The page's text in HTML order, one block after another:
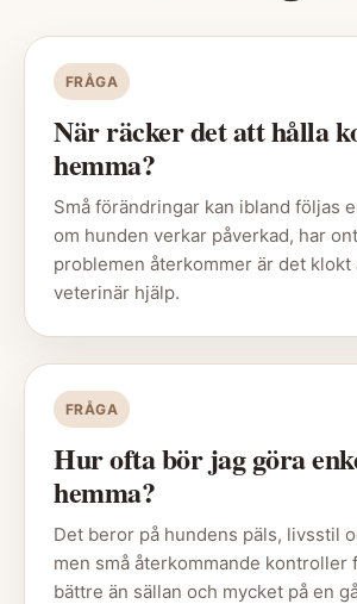
FRÅGA
När räcker det att hålla
hemma?
Små förändringar kan ibland följas
om hunden verkar påverkad, har
problemen återkommer är det klokt
veterinär hjälp.
FRÅGA
Hur ofta bör jag göra
hemma?
Det beror på hundens päls, livsstil
men små återkommande kontroller
bättre än sällan och mycket på en